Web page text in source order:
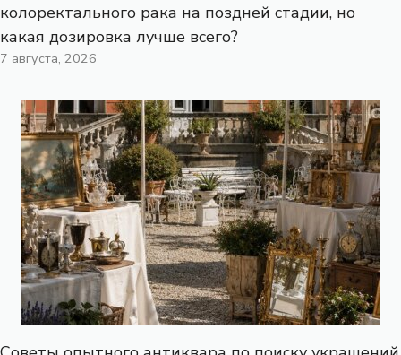
колоректального рака на поздней стадии, но
какая дозировка лучше всего?
7 августа, 2026